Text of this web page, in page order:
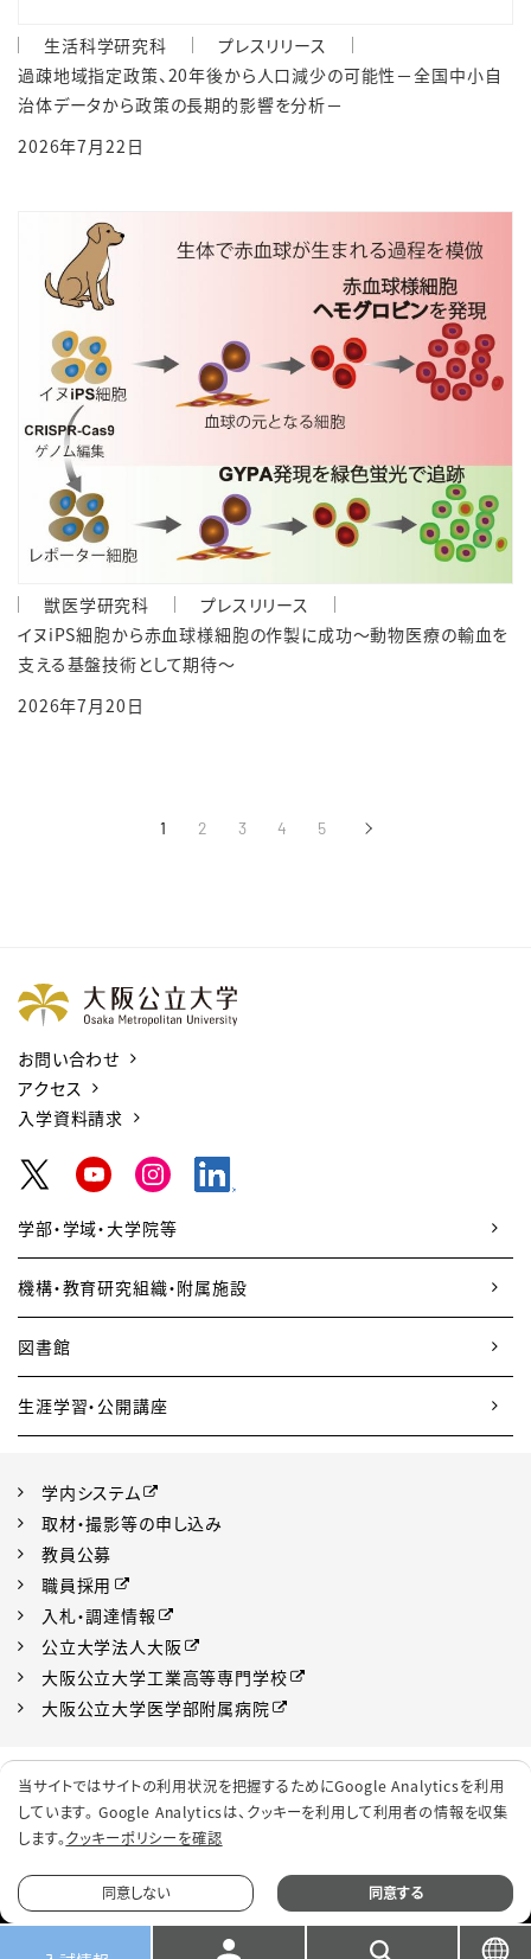
生活科学研究科
プレスリリース
過疎地域指定政策、20年後から人口減少の可能性－全国中小自
治体データから政策の長期的影響を分析－
2026年7月22日
獣医学研究科
プレスリリース
イヌiPS細胞から赤血球様細胞の作製に成功～動物医療の輸血を
支える基盤技術として期待～
2026年7月20日
1 2 3 4 5 ›次へ
当サイトではサイトの利用状況を把握するためにGoogle Analyticsを利用
しています。 Google Analyticsは、 クッキーを利用して利用者の情報を収集
します。クッキーポリシーを確認
同意しない 同意する
お問い合わせ
アクセス
入学資料請求
学部・学域・大学院等
機構・教育研究組織・附属施設
図書館
生涯学習・公開講座
学内システム
取材・撮影等の申し込み
教員公募
職員採用
入札・調達情報
公立大学法人大阪
大阪公立大学工業高等専門学校
大阪公立大学医学部附属病院
プライバシーポリシー
サイトポリシー
ソーシャルメディアポリシー
クッキーポリシー
サイトマップ
© 2022 Osaka Metropolitan University.